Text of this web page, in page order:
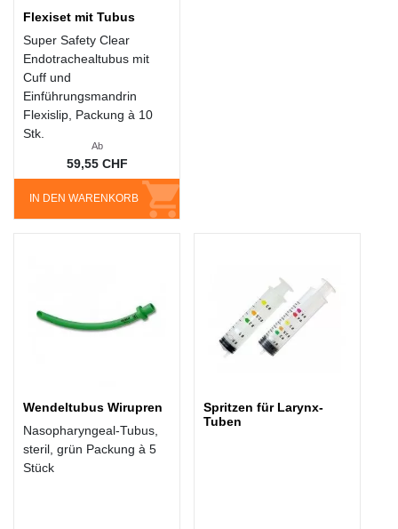
Flexiset mit Tubus
Super Safety Clear
Endotrachealtubus mit
Cuff und
Einführungsmandrin
Flexislip, Packung à 10
Stk.
IN DEN WARENKORB
Ab
59,55 CHF
Wendeltubus Wirupren
Nasopharyngeal-Tubus,
steril, grün Packung à 5
Stück
Spritzen für Larynx-
Tuben